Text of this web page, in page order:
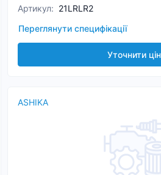
Артикул: 21LRLR2
Переглянути специфікації
Уточнити
ASHIKA